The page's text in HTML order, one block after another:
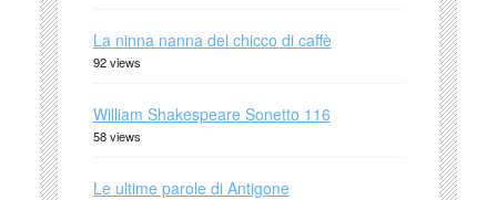
La ninna nanna del chicco di caffè
92 views
William Shakespeare Sonetto 116
58 views
Le ultime parole di Antigone